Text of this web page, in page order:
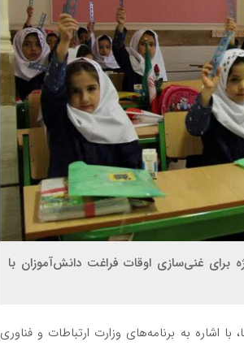
برای غنی‌سازی اوقات فراغت دانش‌آموزان با
اشاره به برنامه‌های وزارت ارتباطات و فناوری